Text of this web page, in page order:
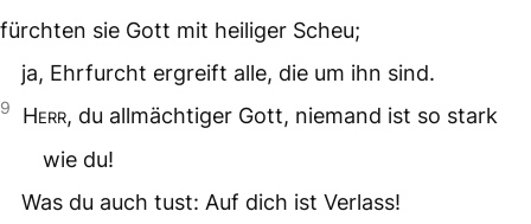
fürchten sie Gott mit heiliger Scheu;
ja, Ehrfurcht ergreift alle, die um ihn sind.
9 Herr, du allmächtiger Gott, niemand ist so stark
wie du!
Was du auch tust: Auf dich ist Verlass!